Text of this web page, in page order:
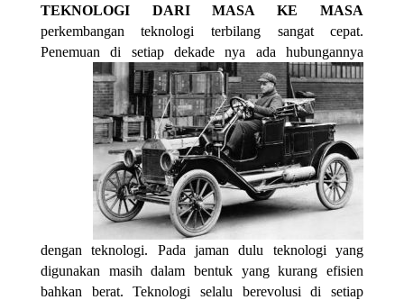
TEKNOLOGI DARI MASA KE MASA
perkembangan teknologi terbilang sangat cepat.
Penemuan di setiap dekade nya ada hubungannya
dengan teknologi. Pada jaman dulu teknologi yang
digunakan masih dalam bentuk yang kurang efisien
bahkan berat. Teknologi selalu berevolusi di setiap